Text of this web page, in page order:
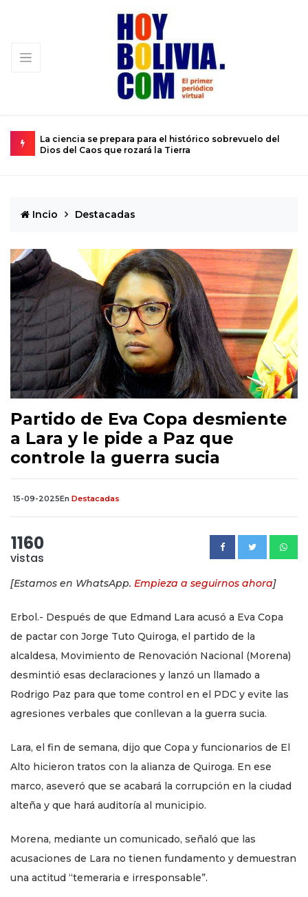
para el histórico sobrevuelo del
rozará la Tierra
El calvario de un joven
de 12 años
Incio Destacadas
Partido de Eva Copa desmiente
a Lara y le pide a Paz que
controle la guerra sucia
15-09-2025En Destacadas
1160
vistas
[Estamos en WhatsApp. Empieza a seguirnos ahora]
Erbol.- Después de que Edmand Lara acusó a Eva Copa
de pactar con Jorge Tuto Quiroga, el partido de la
alcaldesa, Movimiento de Renovación Nacional (Morena)
desmintió esas declaraciones y lanzó un llamado a
Rodrigo Paz para que tome control en el PDC y evite las
agresiones verbales que conllevan a la guerra sucia.
Lara, el fin de semana, dijo que Copa y funcionarios de El
Alto hicieron tratos con la alianza de Quiroga. En ese
marco, aseveró que se acabará la corrupción en la ciudad
alteña y que hará auditoría al municipio.
Morena, mediante un comunicado, señaló que las
acusaciones de Lara no tienen fundamento y demuestran
una actitud “temeraria e irresponsable”.